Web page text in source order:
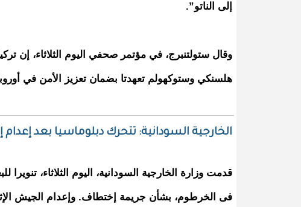
إلى الناتو”.
وقال ستولتنبرج، في مؤتمر صحفي اليوم الثلاثاء، إن
هلسنكي وستوكهولم تعهدتا بضمان تعزيز الأمن في
الخارجية السودانية: تتحرك دبلوماسيا بعد
قدمت وزارة الخارجية السودانية، اليوم الثلاثاء، تنويرا
فى الخرطوم، بشأن جريمة إختطاف. وإعدام الجيش